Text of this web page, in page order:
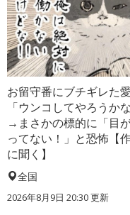
お留守番にブチギレた
「ウンコしてやろうかな
→まさかの標的に「目
ってない！」と恐怖【
に聞く】
全国
2026年8月9日 20:30更新